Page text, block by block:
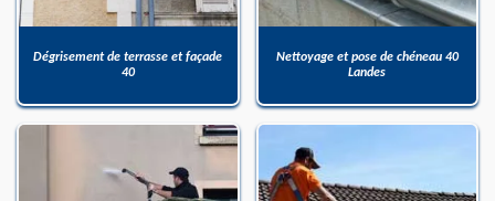
Dégrisement de terrasse et façade
40
Nettoyage et pose de chéneau 40
Landes